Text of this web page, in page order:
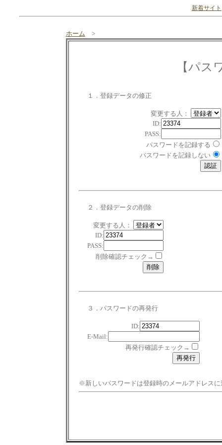
新着サイト
ホーム >
【パス
１．登録データの修正
変更する人：
ID:
PASS:
パスワードを記録する
パスワードを記録しない
２．登録データの削除
変更する人：
ID:
PASS:
削除確認チェック→
３．パスワードの再発行
ID:
E-Mail:
再発行確認チェック→
※新しいパスワードは登録時のメールアドレスに